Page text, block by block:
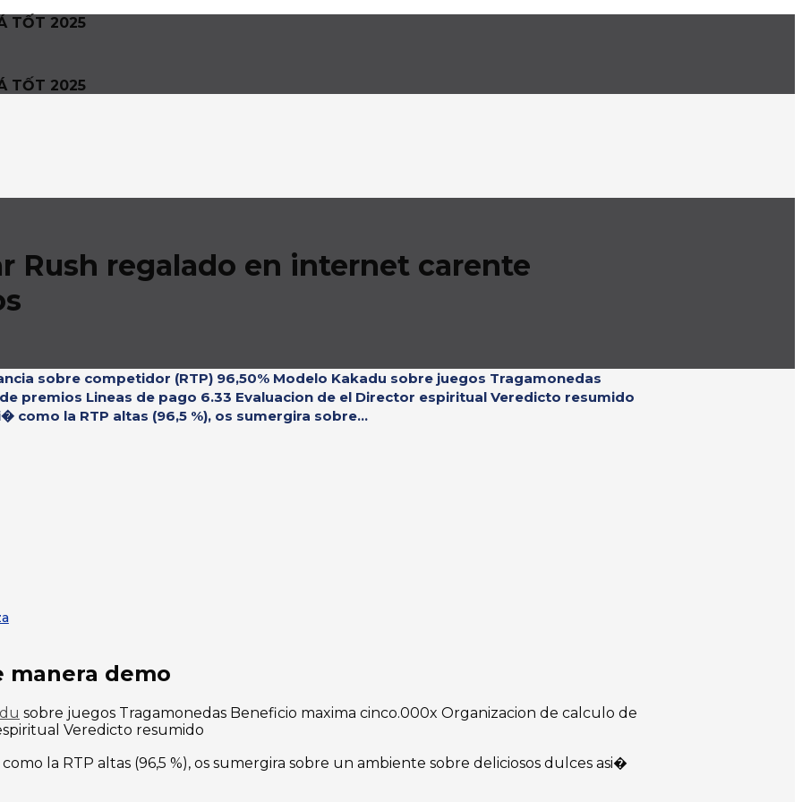
TỐT 2025
TỐT 2025
Rush regalado en internet carente
sobre competidor (RTP) 96,50% Modelo Kakadu sobre juegos Tragamonedas
premios Lineas de pago 6.33 Evaluacion de el Director espiritual Veredicto resumido
la RTP altas (96,5 %), os sumergira sobre...
manera demo
sobre juegos Tragamonedas Beneficio maxima cinco.000x Organizacion de calculo de
Veredicto resumido
la RTP altas (96,5 %), os sumergira sobre un ambiente sobre deliciosos dulces asi�